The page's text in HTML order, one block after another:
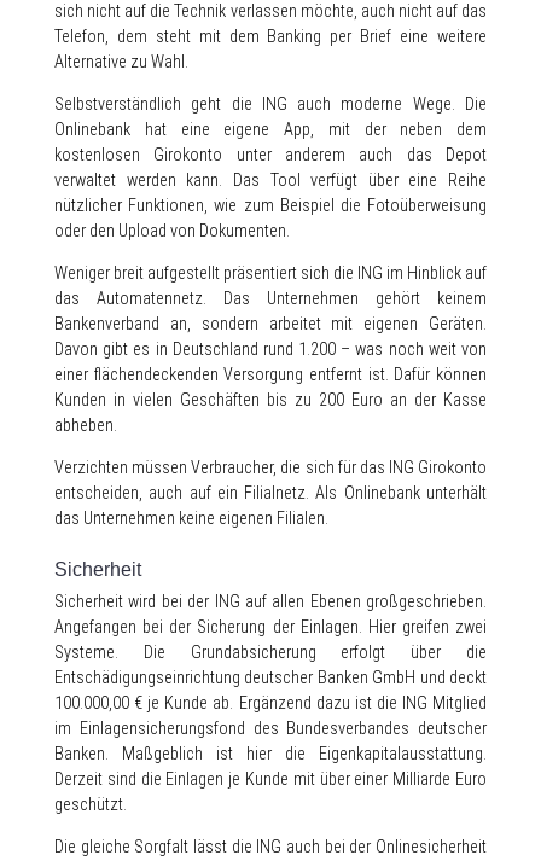
sich nicht auf die Technik verlassen möchte, auch nicht auf das
Telefon, dem steht mit dem Banking per Brief eine weitere
Alternative zu Wahl.
Selbstverständlich geht die ING auch moderne Wege. Die
Onlinebank hat eine eigene App, mit der neben dem
kostenlosen Girokonto unter anderem auch das Depot
verwaltet werden kann. Das Tool verfügt über eine Reihe
nützlicher Funktionen, wie zum Beispiel die Fotoüberweisung
oder den Upload von Dokumenten.
Weniger breit aufgestellt präsentiert sich die ING im Hinblick auf
das Automatennetz. Das Unternehmen gehört keinem
Bankenverband an, sondern arbeitet mit eigenen Geräten.
Davon gibt es in Deutschland rund 1.200 – was noch weit von
einer flächendeckenden Versorgung entfernt ist. Dafür können
Kunden in vielen Geschäften bis zu 200 Euro an der Kasse
abheben.
Verzichten müssen Verbraucher, die sich für das ING Girokonto
entscheiden, auch auf ein Filialnetz. Als Onlinebank unterhält
das Unternehmen keine eigenen Filialen.
Sicherheit
Sicherheit wird bei der ING auf allen Ebenen großgeschrieben.
Angefangen bei der Sicherung der Einlagen. Hier greifen zwei
Systeme. Die Grundabsicherung erfolgt über die
Entschädigungseinrichtung deutscher Banken GmbH und deckt
100.000,00 € je Kunde ab. Ergänzend dazu ist die ING Mitglied
im Einlagensicherungsfond des Bundesverbandes deutscher
Banken. Maßgeblich ist hier die Eigenkapitalausstattung.
Derzeit sind die Einlagen je Kunde mit über einer Milliarde Euro
geschützt.
Die gleiche Sorgfalt lässt die ING auch bei der Onlinesicherheit